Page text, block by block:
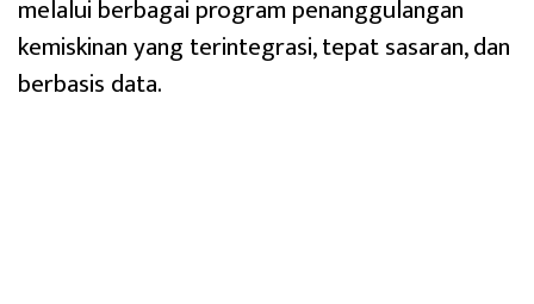
melalui berbagai program penanggulangan
kemiskinan yang terintegrasi, tepat sasaran, dan
berbasis data.